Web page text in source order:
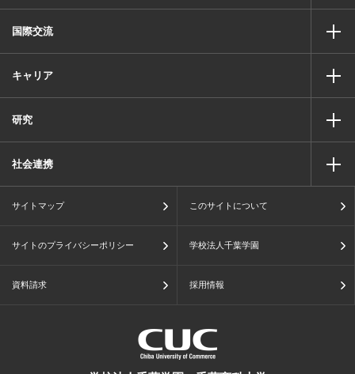
国際交流
キャリア
研究
社会連携
サイトマップ このサイトについて
サイトのプライバシーポリシー 学校法人千葉学園
資料請求 採用情報